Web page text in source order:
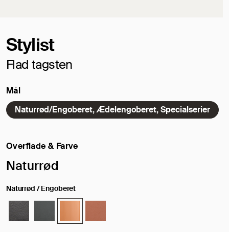
Stylist
Flad tagsten
Mål
Naturrød/Engoberet, Ædelengoberet, Specialserier
Overflade & Farve
Valgt overflade/farve:
Naturrød
Naturrød / Engoberet